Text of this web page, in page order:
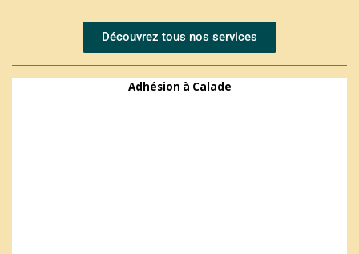
Découvrez tous nos services
Adhésion à Calade